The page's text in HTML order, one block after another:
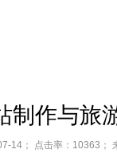
制作与旅
14； 点击率：10363；